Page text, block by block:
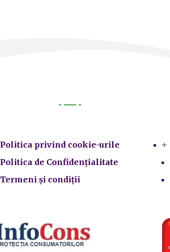
Politica privind cookie-urile
Politica de Confidențialitate
Termeni și condiții